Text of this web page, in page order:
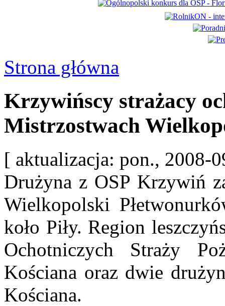
Strona główna
Krzywińscy strażacy
Mistrzostwach
[ aktualizacja: pon., 2008-
Drużyna z OSP Krzywiń
Wielkopolski
koło Piły. Region
Ochotniczych Straży
Kościana oraz dwie
Kościana.